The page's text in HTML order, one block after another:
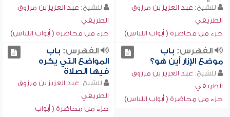
للشيخ: عبد العزيز بن مرزوق
الطريفي
جزء من محاضرة ( أبواب اللباس)
للشيخ: عبد العزيز بن مرزوق
الطريفي
جزء من محاضرة ( أبواب اللباس)
الفهرس: باب
موضع الإزار أين هو؟
للشيخ: عبد العزيز بن مرزوق
الطريفي
جزء من محاضرة ( أبواب اللباس)
الفهرس: باب
المواضع التي يكره
فيها الصلاة
للشيخ: عبد العزيز بن مرزوق
الطريفي
جزء من محاضرة ( أبواب